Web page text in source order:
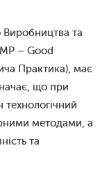
Виробництва та
– Good
Практика), має
що при
технологічний
методами, а
та